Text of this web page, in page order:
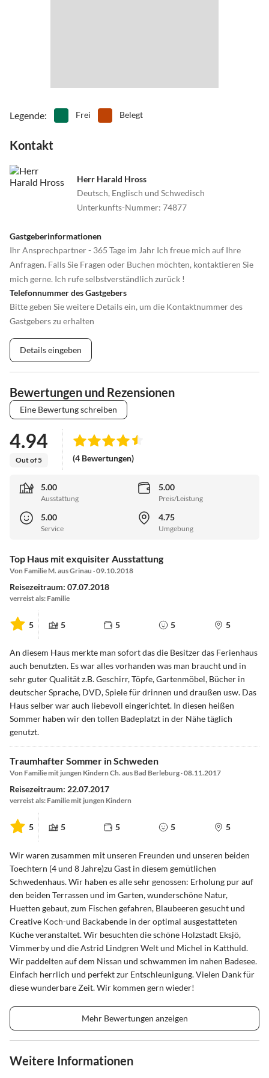
Legende: Frei Belegt
Kontakt
Herr Harald Hross
Deutsch, Englisch und Schwedisch
Unterkunfts-Nummer: 74877
Gastgeberinformationen
Ihr Ansprechpartner - 365 Tage im Jahr Ich freue mich auf Ihre
Anfragen. Falls Sie Fragen oder Buchen möchten, kontaktieren Sie
mich gerne. Ich rufe selbstverständlich zurück !
Telefonnummer des Gastgebers
Bitte geben Sie weitere Details ein, um die Kontaktnummer des
Gastgebers zu erhalten
Details eingeben
Bewertungen und Rezensionen
Eine Bewertung schreiben
4.94
Out of 5 (4 Bewertungen)
5.00
Ausstattung
5.00
Preis/Leistung
5.00
Service
4.75
Umgebung
Top Haus mit exquisiter Ausstattung
Von Familie M. aus Grinau · 09.10.2018
Reisezeitraum: 07.07.2018
verreist als: Familie
5 5 5 5 5
An diesem Haus merkte man sofort das die Besitzer das Ferienhaus
auch benutzten. Es war alles vorhanden was man braucht und in
sehr guter Qualität z.B. Geschirr, Töpfe, Gartenmöbel, Bücher in
deutscher Sprache, DVD, Spiele für drinnen und draußen usw. Das
Haus selber war auch liebevoll eingerichtet. In diesen heißen
Sommer haben wir den tollen Badeplatzt in der Nähe täglich
genutzt.
Traumhafter Sommer in Schweden
Von Familie mit jungen Kindern Ch. aus Bad Berleburg · 08.11.2017
Reisezeitraum: 22.07.2017
verreist als: Familie mit jungen Kindern
5 5 5 5 5
Wir waren zusammen mit unseren Freunden und unseren beiden
Toechtern (4 und 8 Jahre)zu Gast in diesem gemütlichen
Schwedenhaus. Wir haben es alle sehr genossen: Erholung pur auf
den beiden Terrassen und im Garten, wunderschöne Natur,
Huetten gebaut, zum Fischen gefahren, Blaubeeren gesucht und
Creative Koch-und Backabende in der optimal ausgestatteten
Küche veranstaltet. Wir besuchten die schöne Holzstadt Eksjö,
Vimmerby und die Astrid Lindgren Welt und Michel in Katthuld.
Wir paddelten auf dem Nissan und schwammen im nahen Badesee.
Einfach herrlich und perfekt zur Entschleunigung. Vielen Dank für
diese wunderbare Zeit. Wir kommen gern wieder!
Mehr Bewertungen anzeigen
Weitere Informationen